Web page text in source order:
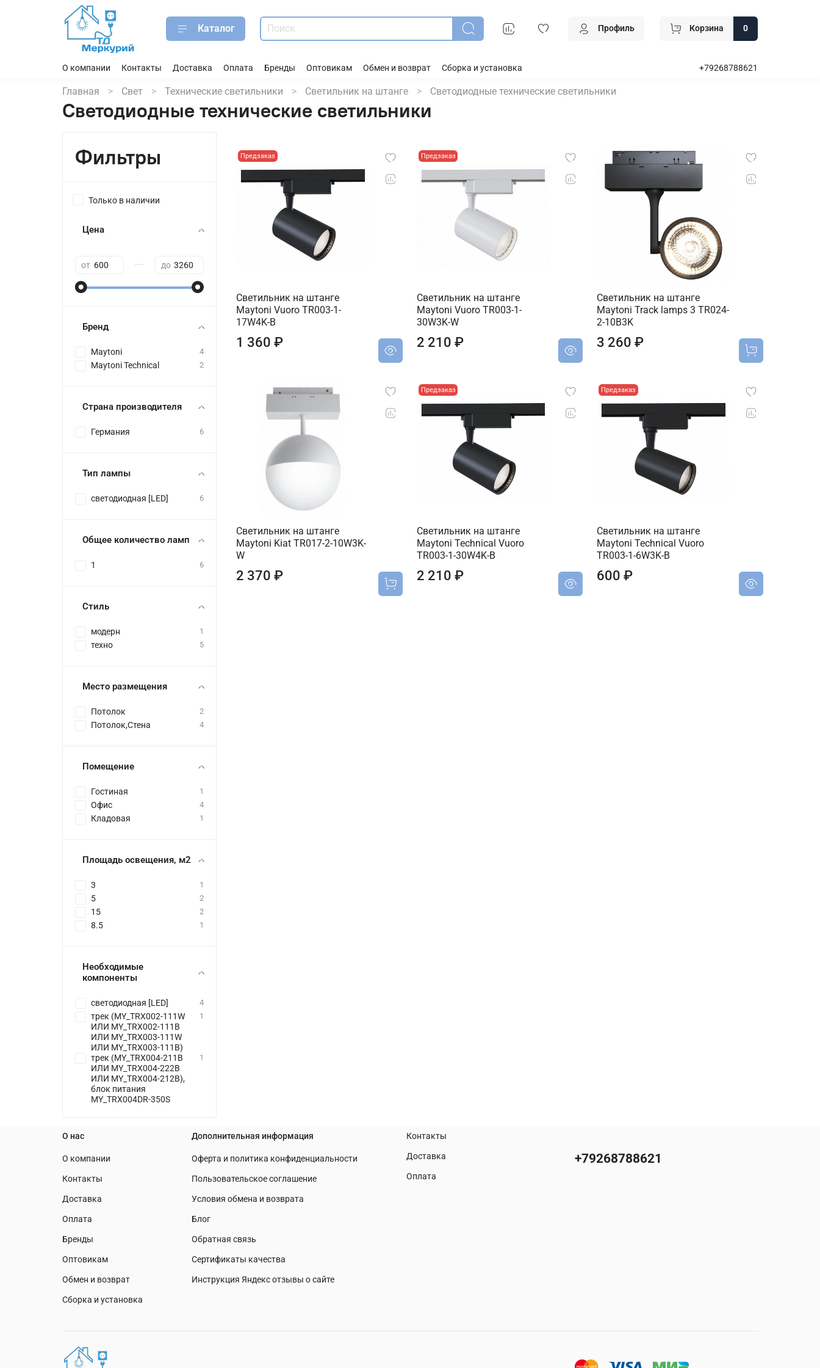
Каталог Профиль Корзина 0
О компании Контакты Доставка Оплата Бренды Оптовикам Обмен и возврат Сборка и установка +79268788621
Главная Свет Технические светильники Светильник на штанге Светодиодные технические светильники
Светодиодные технические светильники
Предзаказ
Светильник на штанге
Maytoni Vuoro TR003-1-
17W4K-B
1 360 ₽
Предзаказ
Светильник на штанге
Maytoni Vuoro TR003-1-
30W3K-W
2 210 ₽
Светильник на штанге
Maytoni Track lamps 3 TR024-
2-10B3K
3 260 ₽
Светильник на штанге
Maytoni Kiat TR017-2-10W3K-
W
2 370 ₽
Предзаказ
Светильник на штанге
Maytoni Technical Vuoro
TR003-1-30W4K-B
2 210 ₽
Предзаказ
Светильник на штанге
Maytoni Technical Vuoro
TR003-1-6W3K-B
600 ₽
Фильтры
Только в наличии
Цена
от до
Бренд
Maytoni 4
Maytoni Technical 2
Страна производителя
Германия 6
Тип лампы
светодиодная [LED] 6
Общее количество ламп
1 6
Стиль
модерн 1
техно 5
Место размещения
Потолок 2
Потолок,Стена 4
Помещение
Гостиная 1
Офис 4
Кладовая 1
Площадь освещения, м2
3 1
5 2
15 2
8.5 1
Необходимые
компоненты
светодиодная [LED] 4
трек (MY_TRX002-111W
ИЛИ MY_TRX002-111B
ИЛИ MY_TRX003-111W
ИЛИ MY_TRX003-111B)
1
трек (MY_TRX004-211B
ИЛИ MY_TRX004-222B
ИЛИ MY_TRX004-212B),
блок питания
MY_TRX004DR-350S
1
О нас
О компании
Контакты
Доставка
Оплата
Бренды
Оптовикам
Обмен и возврат
Сборка и установка
Дополнительная информация
Оферта и политика конфиденциальности
Пользовательское соглашение
Условия обмена и возврата
Блог
Обратная связь
Сертификаты качества
Инструкция Яндекс отзывы о сайте
Контакты
Доставка
Оплата
+79268788621